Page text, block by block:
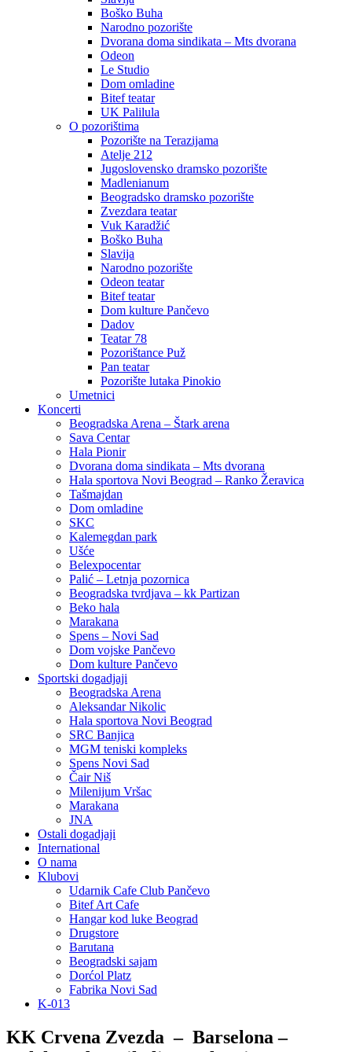
Boško Buha
Narodno pozorište
Dvorana doma sindikata – Mts dvorana
Odeon
Le Studio
Dom omladine
Bitef teatar
UK Palilula
O pozorištima
Pozorište na Terazijama
Atelje 212
Jugoslovensko dramsko pozorište
Madlenianum
Beogradsko dramsko pozorište
Zvezdara teatar
Vuk Karadžić
Boško Buha
Slavija
Narodno pozorište
Odeon teatar
Bitef teatar
Dom kulture Pančevo
Dadov
Teatar 78
Pozorištance Puž
Pan teatar
Pozorište lutaka Pinokio
Umetnici
Koncerti
Beogradska Arena – Štark arena
Sava Centar
Hala Pionir
Dvorana doma sindikata – Mts dvorana
Hala sportova Novi Beograd – Ranko Žeravica
Tašmajdan
Dom omladine
SKC
Kalemegdan park
Ušće
Belexpocentar
Palić – Letnja pozornica
Beogradska tvrdjava – kk Partizan
Beko hala
Marakana
Spens – Novi Sad
Dom vojske Pančevo
Dom kulture Pančevo
Sportski dogadjaji
Beogradska Arena
Aleksandar Nikolic
Hala sportova Novi Beograd
SRC Banjica
MGM teniski kompleks
Spens Novi Sad
Čair Niš
Milenijum Vršac
Marakana
JNA
Ostali dogadjaji
International
O nama
Klubovi
Udarnik Cafe Club Pančevo
Bitef Art Cafe
Hangar kod luke Beograd
Drugstore
Barutana
Beogradski sajam
Dorćol Platz
Fabrika Novi Sad
K-013
KK Crvena Zvezda – Barselona –